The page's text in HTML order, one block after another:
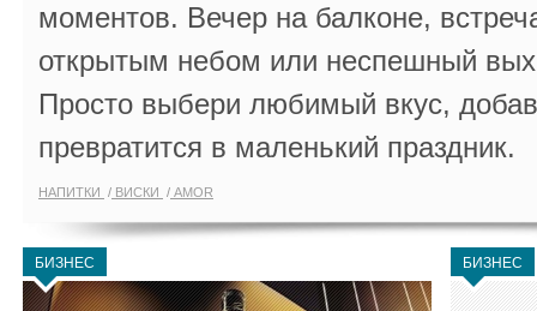
моментов. Вечер на балконе,
открытым небом или неспешный
Просто выбери любимый вкус,
превратится в маленький праздник.
НАПИТКИ ВИСКИ AMOR
БИЗНЕС БИЗНЕС